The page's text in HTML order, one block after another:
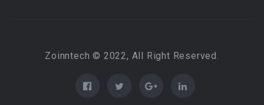
Zoinntech © 2022, All Right Reserved.